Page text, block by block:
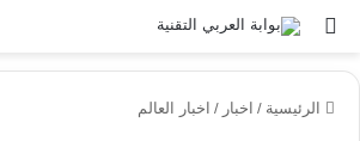
بحث عن
الرئيسية / اخبار / اخبار العالم